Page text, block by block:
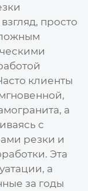
просто
клиенты
а
с
резки и
Эта
а
за годы